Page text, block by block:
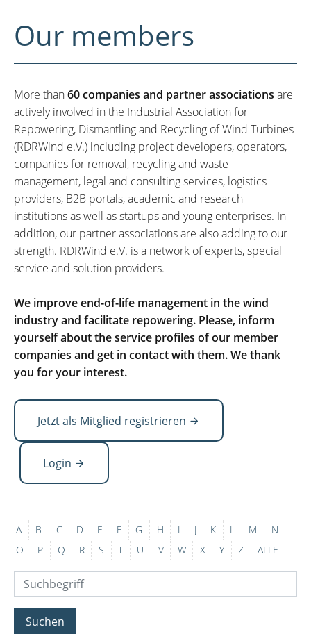
Our members
More than60 companies and partner associations are
actively involved in the Industrial Association for
Repowering, Dismantling and Recycling of Wind Turbines
(RDRWind e.V.) including project developers, operators,
companies for removal, recycling and waste
management, legal and consulting services, logistics
providers, B2B portals, academic and research
institutions as well as startups and young enterprises. In
addition, our partner associations are also adding to our
strength. RDRWind e.V. is a network of experts, special
service and solution providers.
We improve end-of-life management in the wind
industry and facilitate repowering. Please, inform
yourself about the service profiles of our member
companies and get in contact with them. We thank
you for your interest.
Jetzt als Mitglied registrieren
Login
A B C D E F G H I J K L M
N
O
P Q R S T U V W X Y Z ALLE
Suchen